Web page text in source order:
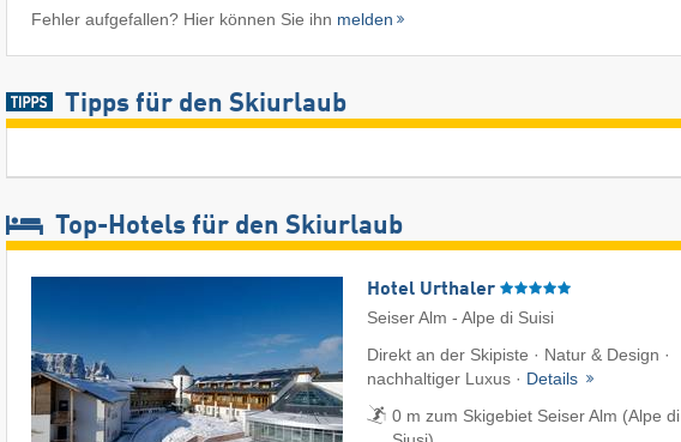
Fehler aufgefallen? Hier können Sie ihn melden
Tipps für den Skiurlaub
Top-Hotels für den Skiurlaub
Hotel Urthaler
Seiser Alm - Alpe di Suisi
Direkt an der Skipiste · Natur & Design ·
nachhaltiger Luxus · Details
0 m zum Skigebiet Seiser Alm (Alpe di